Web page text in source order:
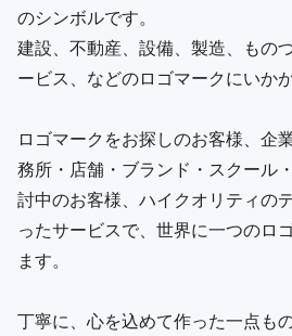
のシンボルです。
建設、不動産、設備、製造、もの
ービス、などのロゴマークにいか
ロゴマークをお探しのお客様、企
務所・店舗・ブランド・スクール
討中のお客様、ハイクオリティの
ったサービスで、世界に一つのロ
ます。
丁寧に、心を込めて作った一点も